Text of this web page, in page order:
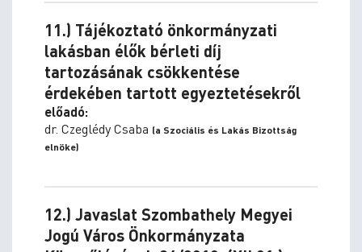
11.) Tájékoztató önkormányzati
lakásban élők bérleti díj
tartozásának csökkentése
érdekében tartott egyeztetésekről
előadó:
dr. Czeglédy Csaba (a Szociális és Lakás Bizottság
elnöke)
12.) Javaslat Szombathely Megyei
Jogú Város Önkormányzata